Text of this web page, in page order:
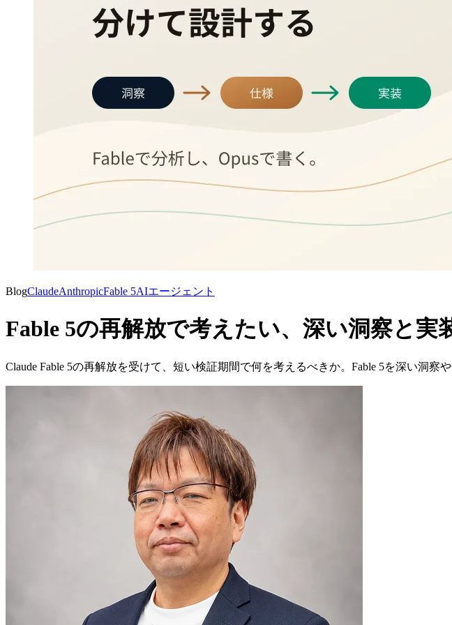
BlogClaudeAnthropicFable 5AIエージェント
Fable 5の再解放で考えたい、深い洞察と実
Claude Fable 5の再解放を受けて、短い検証期間で何を考えるべきか。Fable 5を深い洞